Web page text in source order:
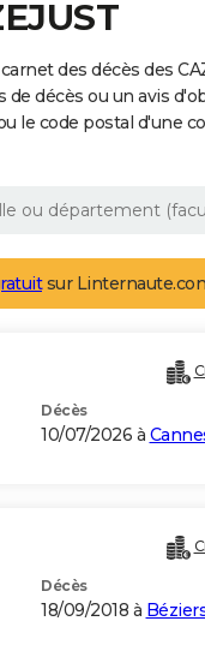
des décès des
décès ou un avis
le code postal d'une
sur
Décès
10/07/2026 à
Décès
18/09/2018 à